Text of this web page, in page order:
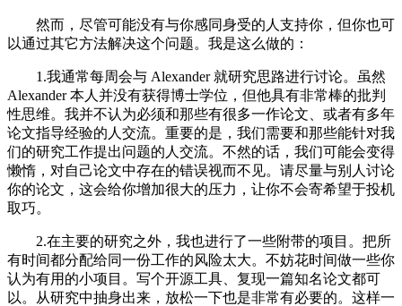
然而，尽管可能没有与你感同身受的人支持你，但你也可
以通过其它方法解决这个问题。我是这么做的：
1.我通常每周会与 Alexander 就研究思路进行讨论。虽然
Alexander 本人并没有获得博士学位，但他具有非常棒的批判
性思维。我并不认为必须和那些有很多一作论文、或者有多年
论文指导经验的人交流。重要的是，我们需要和那些能针对我
们的研究工作提出问题的人交流。不然的话，我们可能会变得
懒惰，对自己论文中存在的错误视而不见。请尽量与别人讨论
你的论文，这会给你增加很大的压力，让你不会寄希望于投机
取巧。
2.在主要的研究之外，我也进行了一些附带的项目。把所
有时间都分配给同一份工作的风险太大。不妨花时间做一些你
认为有用的小项目。写个开源工具、复现一篇知名论文都可
以。从研究中抽身出来，放松一下也是非常有必要的。这样一